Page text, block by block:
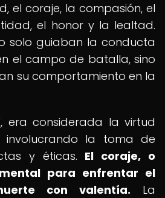
el coraje, la compasión, el
el honor y la lealtad.
solo guiaban la conducta
el campo de batalla, sino
su comportamiento en la
era considerada la virtud
involucrando la toma de
y éticas. El coraje, o
para enfrentar el
con valentía. La